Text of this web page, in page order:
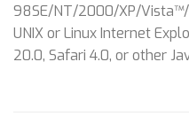
98SE/NT/2000/XP/Vista™/
UNIX or Linux Internet
20.0, Safari 4.0, or other